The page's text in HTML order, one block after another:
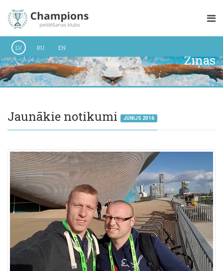
LV RU EN
Ziņas
Jaunākie notikumi JŪNIJS 2016